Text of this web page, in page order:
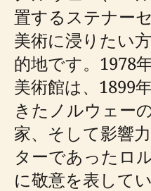
置するステナー
美術に浸りたい
的地です。1978
美術館は、1899
きたノルウェー
家、そして影響
ターであったロ
に敬意を表して